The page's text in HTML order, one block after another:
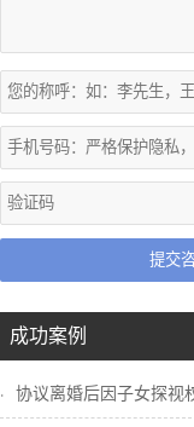
提交
成功案例
协议离婚后因子女探视权